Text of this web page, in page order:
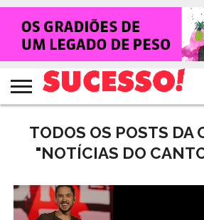
HOME
NOTÍCIAS
SHOWS
ENTREVISTAS
CLIQUES
RANKING
CROWLEY
TV
SUCESSO!
REVISTA
SUCESSO!
TODOS OS POSTS DA
"NOTÍCIAS DO